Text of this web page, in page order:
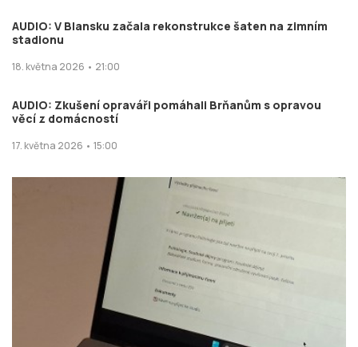
AUDIO: V Blansku začala rekonstrukce šaten na zimním
stadionu
18. května 2026 • 21:00
AUDIO: Zkušení opraváři pomáhali Brňanům s opravou
věcí z domácností
17. května 2026 • 15:00